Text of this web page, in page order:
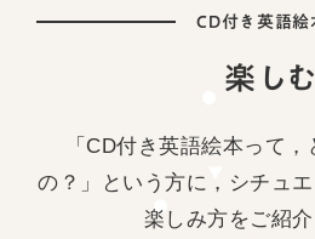
CD付き英語絵
楽しむ
「CD付き英語絵本って
の？」という方に， シチュ
楽しみ方をご紹介